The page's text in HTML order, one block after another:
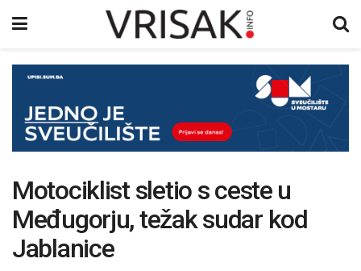
Motociklist sletio s ceste u
Međugorju, težak sudar kod
Jablanice